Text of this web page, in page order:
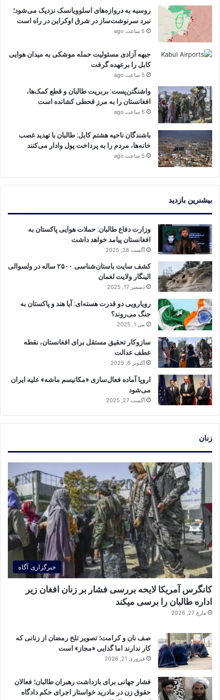
روسیه به دروازه‌های اسلوویانسک نزدیک می‌شود؛
نبرد سرنوشت‌ساز در شرق اوکراین در راه است
5 ساعت ago
جبهه آزادی مسئولیت حمله موشکی به میدان هوایی
کابل را برعهده گرفت
5 ساعت ago
واشنگتن‌پست: بربریت طالبان و قطع کمک‌ها،
افغانستان را به مرز قحطی کشانده است
5 ساعت ago
باشندگان ناحیه هشتم کابل: طالبان با تهدید غصب
خانه‌ها، مردم را به پرداخت پول وادار می‌کنند
5 ساعت ago
بیشنرین بازدید
وزارت دفاع طالبان: حملات هوایی پاکستان به
افغانستان پیامد خواهد داشت
آگست 28, 2025
کشف سایت باستان‌شناسی ۲۵۰۰ ساله در ولسوالی
الینگار ولایت لغمان
دسمبر 17, 2025
رویارویی دو قدرت هسته‌ای: آیا هند و پاکستان به
جنگ می‌روند؟
می 1, 2025
سازوکار تحقیق مستقل برای افغانستان، نقطه
عطف عدالت
آکتوبر 6, 2025
اروپا آماده فعال‌سازی «مکانیسم ماشه» علیه ایران
می‌شود
آگست 27, 2025
زنان
خبرگزاری آگاه
کانگرس آمریکا لایحه بررسی فشار بر زنان افغان زیر
اداره طالبان را برسی میکند
مارچ 27, 2026
صف نان و کرامت؛ تصویر تلخ رمضان از زنانی که
کار ندارند اما گدایی «مجاز» است
فبروری 21, 2026
فشار جهانی برای بازداشت رهبران طالبان؛ فعالان
حقوق زن در مادرید خواستار اجرای حکم دادگاه